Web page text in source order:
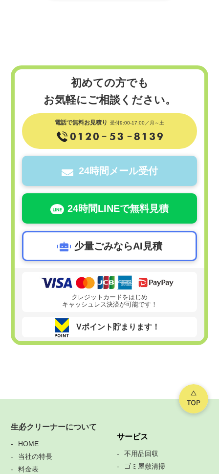
初めての方でも
お気軽にご相談ください。
電話で無料お見積り 受付9:00-17:00／月～土
24時間メール受付
24時間LINEで無料見積
少量ごみならAI見積
クレジットカードをはじめ
キャッシュレス決済が可能です！
Vポイント貯まります！
生必クリーナーについて
HOME
当社の特長
料金表
サービス
不用品回収
ゴミ屋敷清掃